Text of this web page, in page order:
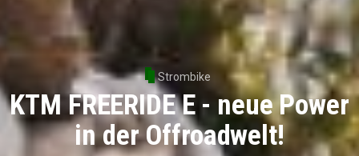
Strombike
KTM FREERIDE E - neue Power
in der Offroadwelt!